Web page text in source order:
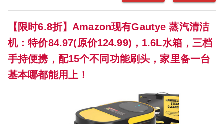
【限时6.8折】Amazon现有Gautye 蒸汽清洁
机：特价84.97(原价124.99)，1.6L水箱，三档
手持便携，配15个不同功能刷头，家里备一台
基本哪都能用上！